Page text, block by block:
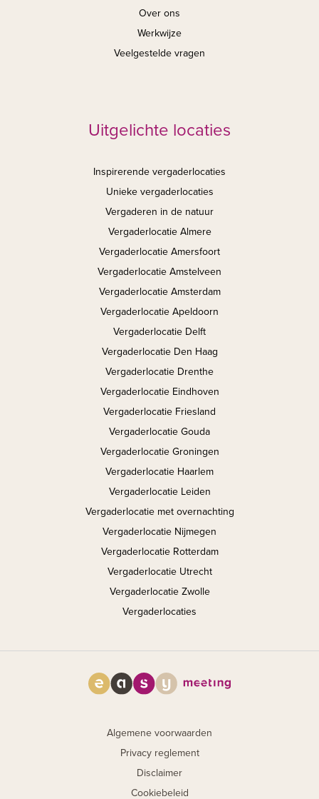
Over ons
Werkwijze
Veelgestelde vragen
Uitgelichte locaties
Inspirerende vergaderlocaties
Unieke vergaderlocaties
Vergaderen in de natuur
Vergaderlocatie Almere
Vergaderlocatie Amersfoort
Vergaderlocatie Amstelveen
Vergaderlocatie Amsterdam
Vergaderlocatie Apeldoorn
Vergaderlocatie Delft
Vergaderlocatie Den Haag
Vergaderlocatie Drenthe
Vergaderlocatie Eindhoven
Vergaderlocatie Friesland
Vergaderlocatie Gouda
Vergaderlocatie Groningen
Vergaderlocatie Haarlem
Vergaderlocatie Leiden
Vergaderlocatie met overnachting
Vergaderlocatie Nijmegen
Vergaderlocatie Rotterdam
Vergaderlocatie Utrecht
Vergaderlocatie Zwolle
Vergaderlocaties
Algemene voorwaarden
Privacy reglement
Disclaimer
Cookiebeleid